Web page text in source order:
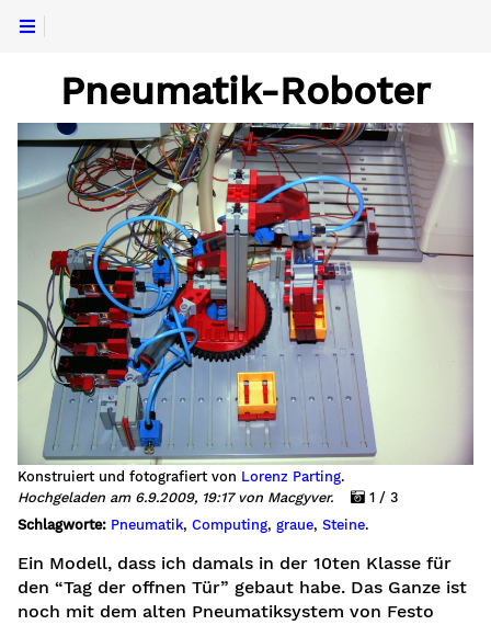
Pneumatik-Roboter
Konstruiert und fotografiert von Lorenz Parting.
Hochgeladen am 6.9.2009, 19:17 von Macgyver.
1 / 3
Schlagworte: Pneumatik, Computing, graue, Steine.
Ein Modell, dass ich damals in der 10ten Klasse für
den “Tag der offnen Tür” gebaut habe. Das Ganze ist
noch mit dem alten Pneumatiksystem von Festo